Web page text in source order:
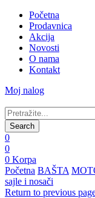
Početna
Prodavnica
Akcija
Novosti
O nama
Kontakt
Moj nalog
Search
0
0
0 Korpa
Početna BAŠTA
sajle i nosači
Return to previous